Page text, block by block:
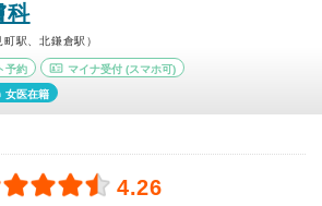
科
駅、北鎌倉駅）
予約 マイナ受付 (スマホ可)
女医在籍
4.26